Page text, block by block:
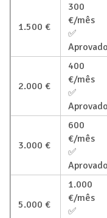
1.500 €
300
€/mês
✅
Aprovado
2.000 €
400
€/mês
✅
Aprovado
3.000 €
600
€/mês
✅
Aprovado
5.000 €
1.000
€/mês
✅